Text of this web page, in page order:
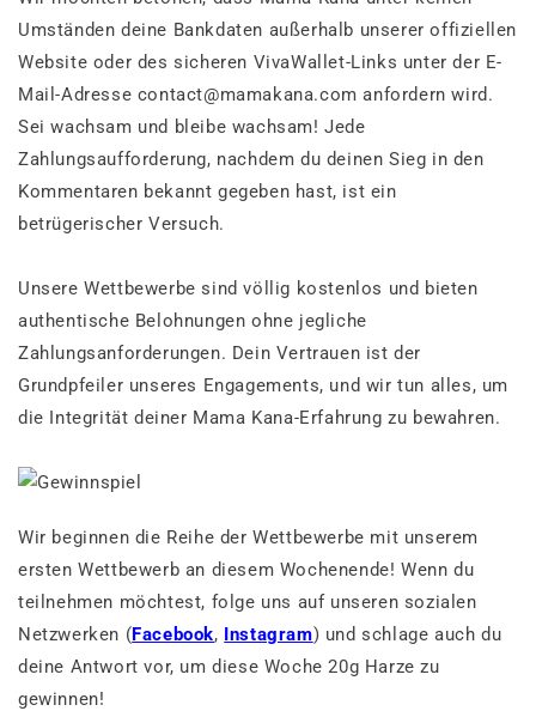
Umständen deine Bankdaten außerhalb unserer offiziellen
Website oder des sicheren VivaWallet-Links unter der E-
Mail-Adresse contact@mamakana.com anfordern wird.
Sei wachsam und bleibe wachsam! Jede
Zahlungsaufforderung, nachdem du deinen Sieg in den
Kommentaren bekannt gegeben hast, ist ein
betrügerischer Versuch.
Unsere Wettbewerbe sind völlig kostenlos und bieten
authentische Belohnungen ohne jegliche
Zahlungsanforderungen. Dein Vertrauen ist der
Grundpfeiler unseres Engagements, und wir tun alles, um
die Integrität deiner Mama Kana-Erfahrung zu bewahren.
Wir beginnen die Reihe der Wettbewerbe mit unserem
ersten Wettbewerb an diesem Wochenende! Wenn du
teilnehmen möchtest, folge uns auf unseren sozialen
Netzwerken (Facebook, Instagram) und schlage auch du
deine Antwort vor, um diese Woche 20g Harze zu
gewinnen!